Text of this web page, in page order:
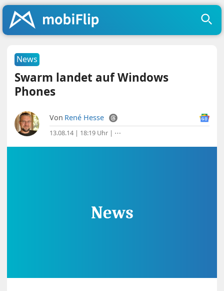
News
Swarm landet auf Windows
Phones
Von René Hesse
13.08.14 | 18:19 Uhr | ⋯